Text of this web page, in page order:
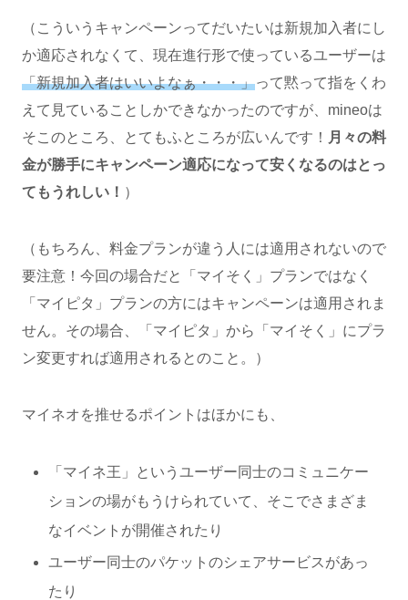
（こういうキャンペーンってだいたいは新規加入者にし
か適応されなくて、現在進行形で使っているユーザーは
「新規加入者はいいよなぁ・・・」って黙って指をくわ
えて見ていることしかできなかったのですが、mineoは
そこのところ、とてもふところが広いんです！ 月々の料
金が勝手にキャンペーン適応になって安くなるのはとっ
てもうれしい！ ）
（もちろん、料金プランが違う人には適用されないので
要注意！今回の場合だと「マイそく」プランではなく
「マイピタ」プランの方にはキャンペーンは適用されま
せん。その場合、「マイピタ」から「マイそく」にプラ
ン変更すれば適用されるとのこと。）
マイネオを推せるポイントはほかにも、
「マイネ王」というユーザー同士のコミュニケー
ションの場がもうけられていて、そこでさまざま
なイベントが開催されたり
ユーザー同士のパケットのシェアサービスがあっ
たり